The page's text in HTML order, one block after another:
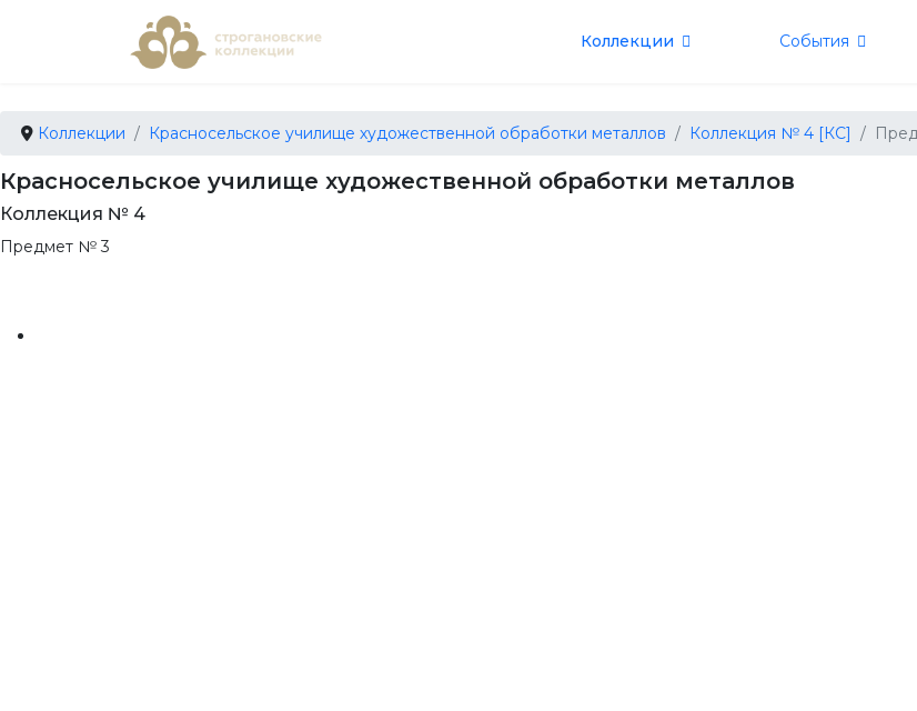
Коллекции События
Коллекции Красносельское училище художественной обработки металлов Коллекция № 4 [КС]
Красносельское училище художественной обработки металлов
Коллекция № 4
Предмет № 3